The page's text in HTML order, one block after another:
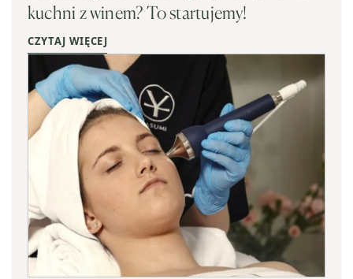
kuchni z winem? To startujemy!
CZYTAJ WIĘCEJ